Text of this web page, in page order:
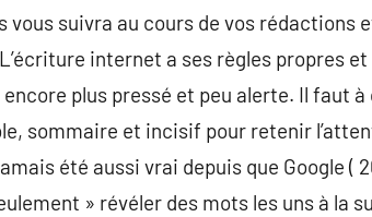
vous suivra au cours de vos rédactions
internet a ses règles propres et
plus pressé et peu alerte. Il faut
sommaire et incisif pour retenir
été aussi vrai depuis que Google (
» révéler des mots les uns à la